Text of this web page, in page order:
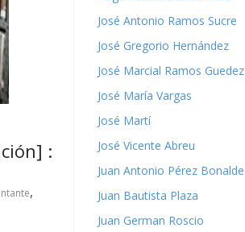
:
,
José Antonio Ramos Sucre
José Gregorio Hernández
José Marcial Ramos Guedez
José María Vargas
José Martí
José Vicente Abreu
Juan Antonio Pérez Bonalde
Juan Bautista Plaza
Juan German Roscio